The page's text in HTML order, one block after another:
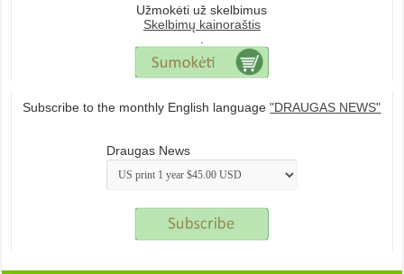
Užmokėti už skelbimus
Skelbimų kainoraštis
Subscribe to the monthly English language"DRAUGAS NEWS"
Draugas News